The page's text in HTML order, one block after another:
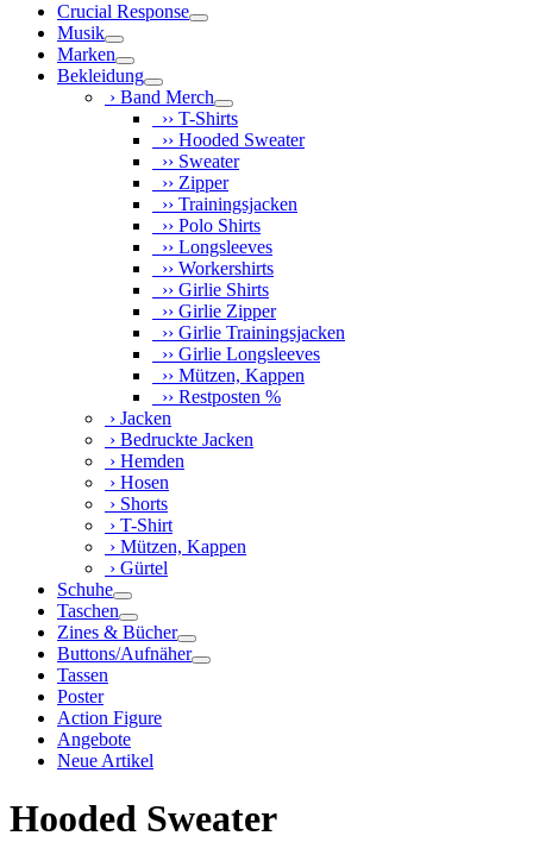
Crucial Response
Musik
Marken
Bekleidung
› Band Merch
›› T-Shirts
›› Hooded Sweater
›› Sweater
›› Zipper
›› Trainingsjacken
›› Polo Shirts
›› Longsleeves
›› Workershirts
›› Girlie Shirts
›› Girlie Zipper
›› Girlie Trainingsjacken
›› Girlie Longsleeves
›› Mützen, Kappen
›› Restposten %
› Jacken
› Bedruckte Jacken
› Hemden
› Hosen
› Shorts
› T-Shirt
› Mützen, Kappen
› Gürtel
Schuhe
Taschen
Zines & Bücher
Buttons/Aufnäher
Tassen
Poster
Action Figure
Angebote
Neue Artikel
Hooded Sweater